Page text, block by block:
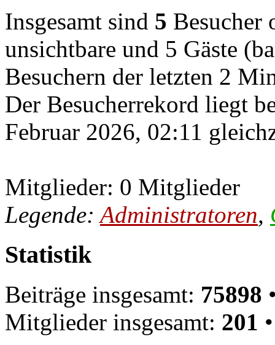
Insgesamt sind 5 Besucher
unsichtbare und 5 Gäste
Besuchern der letzten 2
Der Besucherrekord liegt
Februar 2026, 02:11
Mitglieder: 0 Mitglieder
Legende:Administratoren,
Statistik
Beiträge insgesamt: 75898
Mitglieder insgesamt: 201